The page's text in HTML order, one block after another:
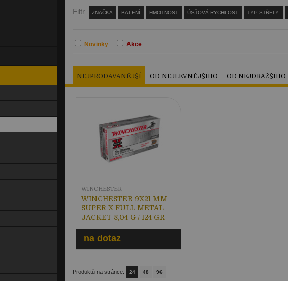
Filtr ZNAČKA BALENÍ HMOTNOST ÚSŤOVÁ RYCHLOST TYP STŘELY
Novinky Akce
NEJPRODÁVANĚJŠÍ OD NEJLEVNĚJŠÍHO OD NEJDRAŽŠÍHO
WINCHESTER 9X21 MM
SUPER-X FULL METAL
JACKET 8,04 G / 124 GR
WINCHESTER
na dotaz
Produktů na stránce: 24 48 96